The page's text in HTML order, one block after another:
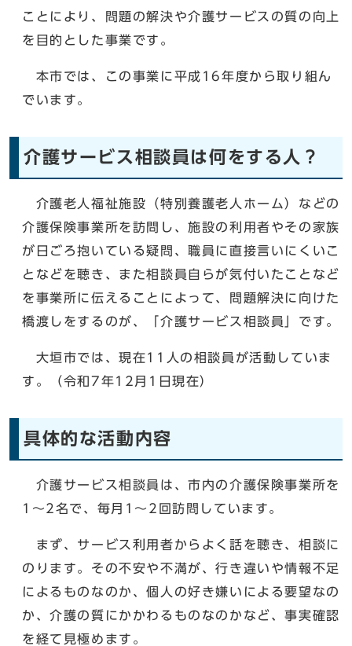
ことにより、問題の解決や介護サービスの質の向上
を目的とした事業です。
本市では、この事業に平成16年度から取り組ん
でいます。
介護サービス相談員は何をする人？
介護老人福祉施設（特別養護老人ホーム）などの
介護保険事業所を訪問し、施設の利用者やその家族
が日ごろ抱いている疑問、職員に直接言いにくいこ
となどを聴き、また相談員自らが気付いたことなど
を事業所に伝えることによって、問題解決に向けた
橋渡しをするのが、「介護サービス相談員」です。
大垣市では、現在11人の相談員が活動していま
す。（令和7年12月1日現在）
具体的な活動内容
介護サービス相談員は、市内の介護保険事業所を
1～2名で、毎月1～2回訪問しています。
まず、サービス利用者からよく話を聴き、相談に
のります。その不安や不満が、行き違いや情報不足
によるものなのか、個人の好き嫌いによる要望なの
か、介護の質にかかわるものなのかなど、事実確認
を経て見極めます。